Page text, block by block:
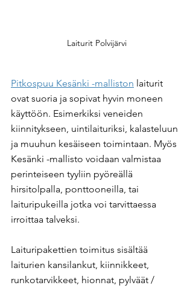
Laiturit Polvijärvi
Pitkospuu Kesänki -malliston laiturit
ovat suoria ja sopivat hyvin moneen
käyttöön. Esimerkiksi veneiden
kiinnitykseen, uintilaituriksi, kalasteluun
ja muuhun kesäiseen toimintaan. Myös
Kesänki -mallisto voidaan valmistaa
perinteiseen tyyliin pyöreällä
hirsitolpalla, ponttooneilla, tai
laituripukeilla jotka voi tarvittaessa
irroittaa talveksi.
Laituripakettien toimitus sisältää
laiturien kansilankut, kiinnikkeet,
runkotarvikkeet, hionnat, pylväät /